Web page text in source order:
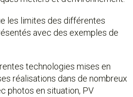
les limites des différentes
avec des exemples de
technologies mises en
réalisations dans de nombreux
photos en situation, PV